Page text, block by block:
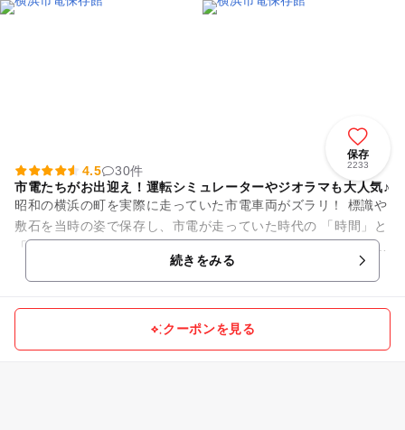
保存
2233
4.5
30件
市電たちがお出迎え！運転シミュレーターやジオラマも大人気♪
昭和の横浜の町を実際に走っていた市電車両がズラリ！ 標識や
敷石を当時の姿で保存し、市電が走っていた時代の 「時間」と
「空気」を感じていただけるよう再現しています。 小さなお子
続きをみる
クーポンを見る